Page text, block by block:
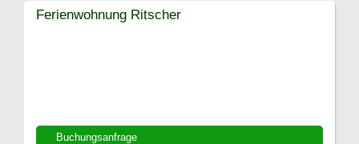
Buchungsanfrage
Ferienwohnung Ritscher